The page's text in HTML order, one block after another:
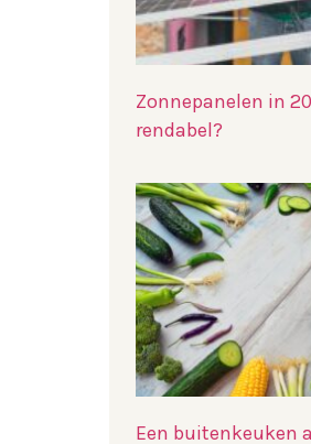
Zonnepanelen in
rendabel?
Een buitenkeuken